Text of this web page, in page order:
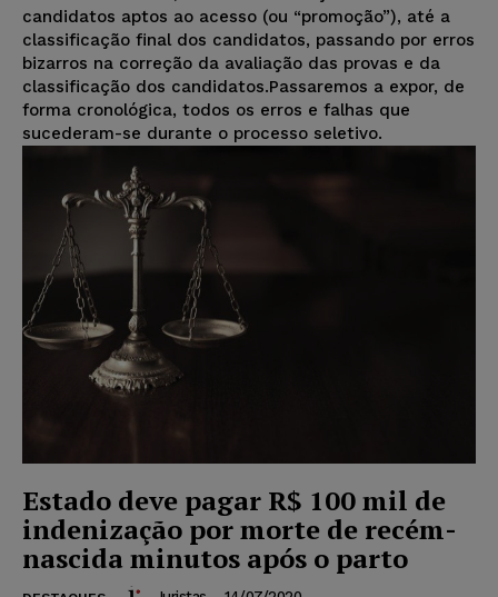
candidatos aptos ao acesso (ou “promoção”), até a
classificação final dos candidatos, passando por erros
bizarros na correção da avaliação das provas e da
classificação dos candidatos.Passaremos a expor, de
forma cronológica, todos os erros e falhas que
sucederam-se durante o processo seletivo.
Estado deve pagar R$ 100 mil de
indenização por morte de recém-
nascida minutos após o parto